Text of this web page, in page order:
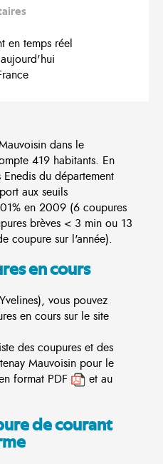
en temps réel
dans le
419 habitants. En
du département
aux seuils
en 2009 (6 coupures
brèves < 3 min ou 13
coupure sur l'année).
en cours
vous pouvez
en cours sur le site
des coupures et des
Mauvoisin pour le
format PDF
et au
de courant